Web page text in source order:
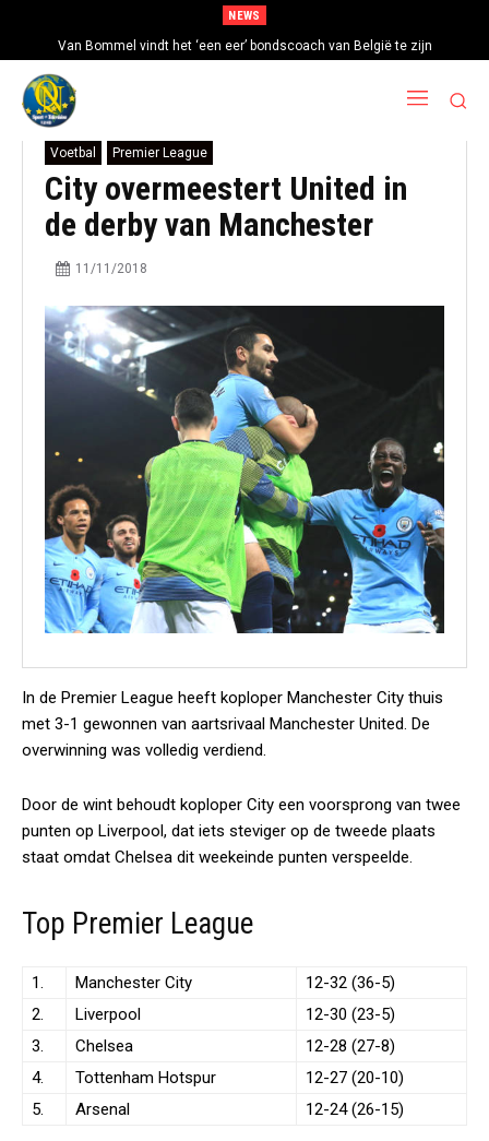
NEWS
Van Bommel vindt het ‘een eer’ bondscoach van België te zijn
Voetbal Premier League
City overmeestert United in
de derby van Manchester
11/11/2018
In de Premier League heeft koploper Manchester City thuis
met 3-1 gewonnen van aartsrivaal Manchester United. De
overwinning was volledig verdiend.
Door de wint behoudt koploper City een voorsprong van twee
punten op Liverpool, dat iets steviger op de tweede plaats
staat omdat Chelsea dit weekeinde punten verspeelde.
Top Premier League
1. Manchester City
12-32 (36-5)
2.
Liverpool
12-30 (23-5)
3.
Chelsea
12-28 (27-8)
4.
Tottenham Hotspur
12-27 (20-10)
5.
Arsenal 12-24 (26-15)